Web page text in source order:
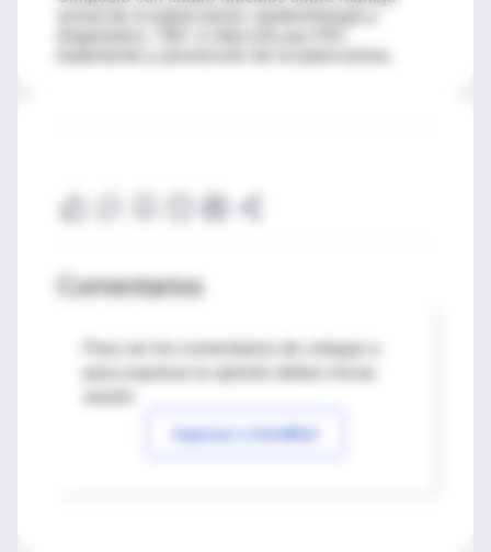
Comentarios
Para ver los comentarios de colegas o
Ingresar a IntraMed